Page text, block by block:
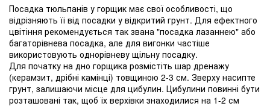
Посадка тюльпанів у горщик має свої особливості, що
відрізняють її від посадки у відкритий грунт. Для ефектного
цвітіння рекомендується так звана "посадка лазаннею" або
багаторівнева посадка, але для вигонки частіше
використовують однорівневу щільну посадку.
Для початку на дно горщика розмістіть шар дренажу
(керамзит, дрібні камінці) товщиною 2-3 см. Зверху насипте
грунт, залишаючи місце для цибулин. Цибулини повинні бути
розташовані так, щоб їх верхівки знаходилися на 1-2 см